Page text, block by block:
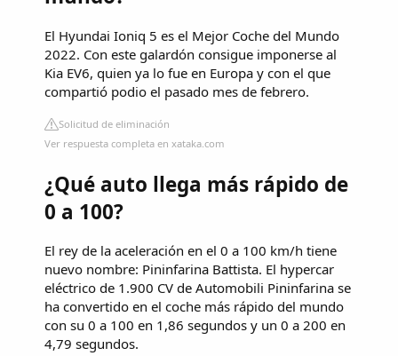
El Hyundai Ioniq 5 es el Mejor Coche del Mundo
2022. Con este galardón consigue imponerse al
Kia EV6, quien ya lo fue en Europa y con el que
compartió podio el pasado mes de febrero.
Solicitud de eliminación
Ver respuesta completa en xataka.com
¿Qué auto llega más rápido de
0 a 100?
El rey de la aceleración en el 0 a 100 km/h tiene
nuevo nombre: Pininfarina Battista. El hypercar
eléctrico de 1.900 CV de Automobili Pininfarina se
ha convertido en el coche más rápido del mundo
con su 0 a 100 en 1,86 segundos y un 0 a 200 en
4,79 segundos.